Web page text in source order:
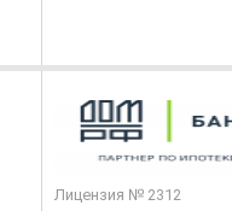
Лицензия № 2312